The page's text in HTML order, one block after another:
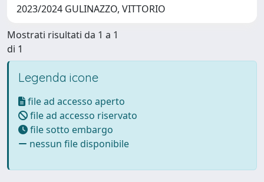
2023/2024 GULINAZZO, VITTORIO
Mostrati risultati da 1 a 1
di 1
Legenda icone
file ad accesso aperto
file ad accesso riservato
file sotto embargo
nessun file disponibile